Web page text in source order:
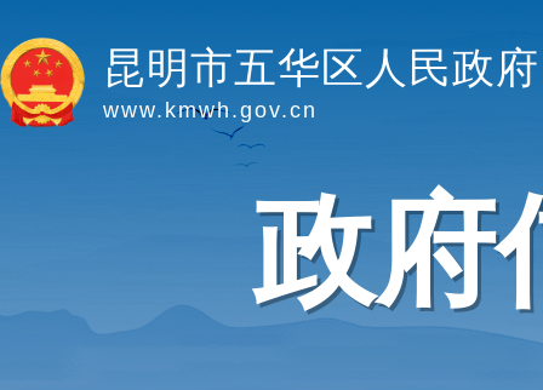
昆明市五华区人民政府
www.kmwh.gov.cn
政府